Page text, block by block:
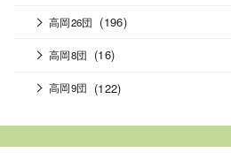
高岡26団 (196)
高岡8団 (16)
高岡9団 (122)